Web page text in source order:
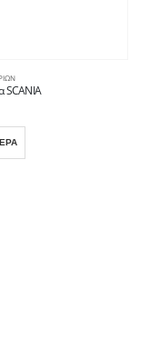
SCANIA